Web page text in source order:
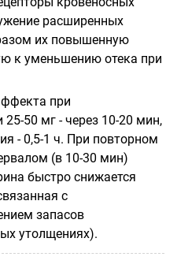
расширенных
их повышенную
к уменьшению отека при
при
50 мг - через 10-20 мин,
- 0,5-1 ч. При повторном
(в 10-30 мин)
быстро снижается
с
запасов
утолщениях).